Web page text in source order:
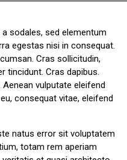
sodales, sed elementum
egestas nisi in consequat.
Cras sollicitudin,
tincidunt. Cras dapibus.
vulputate eleifend
consequat vitae, eleifend
natus error sit voluptatem
totam rem aperiam